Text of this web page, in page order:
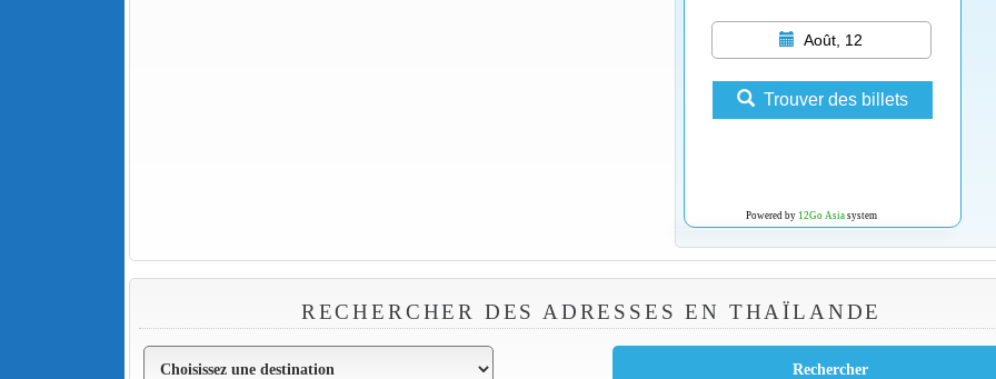
Août, 12
Trouver des billets
Powered by 12Go Asiasystem
RECHERCHER DES ADRESSES EN THAÏLANDE